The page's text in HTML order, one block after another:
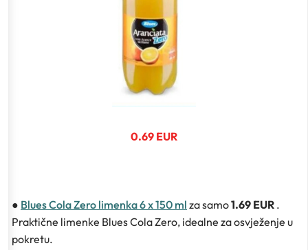
0.69 EUR
● Blues Cola Zero limenka 6 x 150 ml za samo1.69 EUR .
Praktične limenke Blues Cola Zero, idealne za osvježenje u
pokretu.